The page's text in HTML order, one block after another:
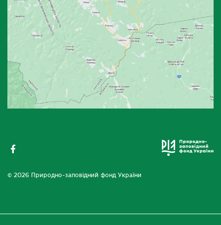
© 2026 Природно-заповідний фонд України